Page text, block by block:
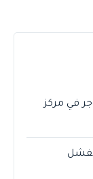
في مركز